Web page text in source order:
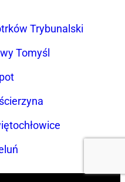
Trybunalski
Tomyśl